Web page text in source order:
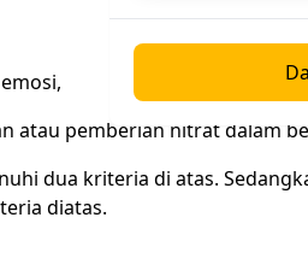
atau pemberian nitrat dalam
dua kriteria di atas.
diatas.